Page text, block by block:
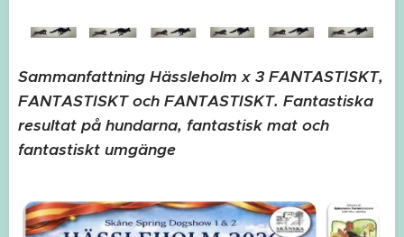
Sammanfattning Hässleholm x 3 FANTASTISKT,
FANTASTISKT och FANTASTISKT. Fantastiska
resultat på hundarna, fantastisk mat och
fantastiskt umgänge